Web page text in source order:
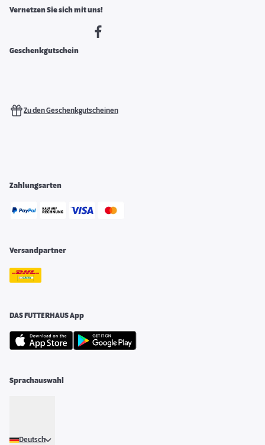
Vernetzen Sie sich mit uns!
Geschenkgutschein
Zu den Geschenkgutscheinen
Zahlungsarten
Versandpartner
DAS FUTTERHAUS App
Sprachauswahl
Deutsch